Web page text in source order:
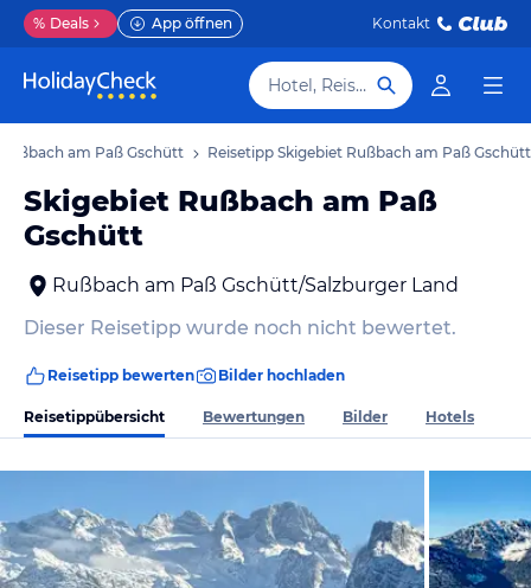
% Deals App öffnen Kontakt
Hotel, Reiseziel
am Paß Gschütt Reisetipp Skigebiet Rußbach am Paß Gschütt
Skigebiet Rußbach am Paß
Gschütt
Rußbach am Paß Gschütt/Salzburger Land
Dieser Reisetipp wurde noch nicht bewertet.
Reisetipp bewerten Bilder hochladen
Reisetippübersicht Bewertungen Bilder Hotels